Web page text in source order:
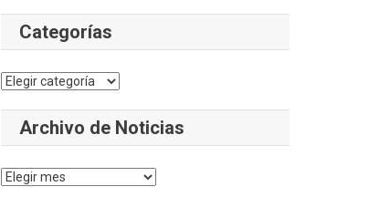
Categorías
Categorías
Archivo de Noticias
Archivo